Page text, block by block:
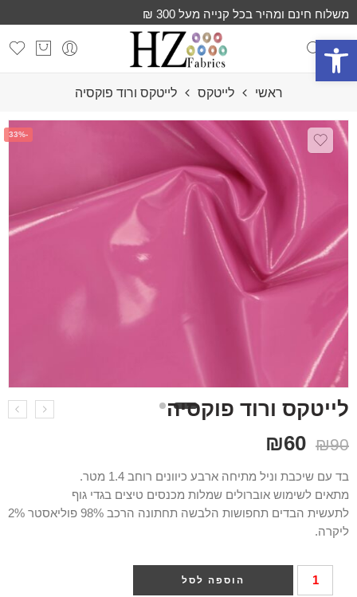
פתח סרגל נגישות
משלוח חינם ומהיר בכל קנייה מעל 300 ₪
ראשי לייטקס לייטקס ורוד פוקסיה
-33%
לייטקס ורוד פוקסיה
₪90
₪60
בד עם שיכבת וניל מתיחה ארבע כיוונים רוחב 1.4 מטר.
מתאים לשימוש אוברולים שמלות מכנסים טיצים בגדי גוף
לתעשית הבדים תחפושות הלבשה תחתונה הרכב 98% פוליאסטר 2%
ליקרה.
הוספה לסל